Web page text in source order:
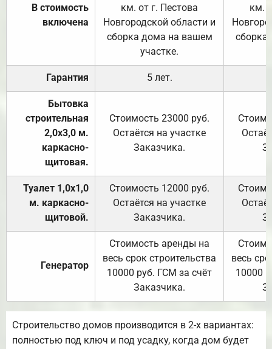
В стоимость
включена
км. от г. Пестова
Новгородской области и
сборка дома на вашем
участке.
км.
Гарантия 5 лет.
Бытовка
строительная
2,0х3,0 м.
каркасно-
щитовая.
Стоимость 23000 руб.
Остаётся на участке
Заказчика.
Туалет 1,0х1,0
м. каркасно-
щитовой.
Стоимость 12000 руб.
Остаётся на участке
Заказчика.
Генератор
Стоимость аренды на
весь срок строительства
10000 руб. ГСМ за счёт
Заказчика.
весь
10000
Строительство домов производится в 2-х вариантах:
полностью под ключ и под усадку, когда дом будет